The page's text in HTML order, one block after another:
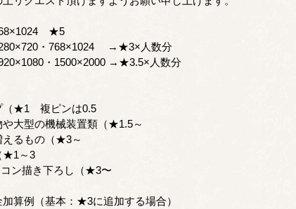
★5
・768×1024 →★3×人数分
1500×2000 →★3.5×人数分
★1 複ピンは0.5
大型の機械装置類（★1.5～
るもの（★3～
～3
ン描き下ろし（★3〜
算例（基本：★3に追加する場合）